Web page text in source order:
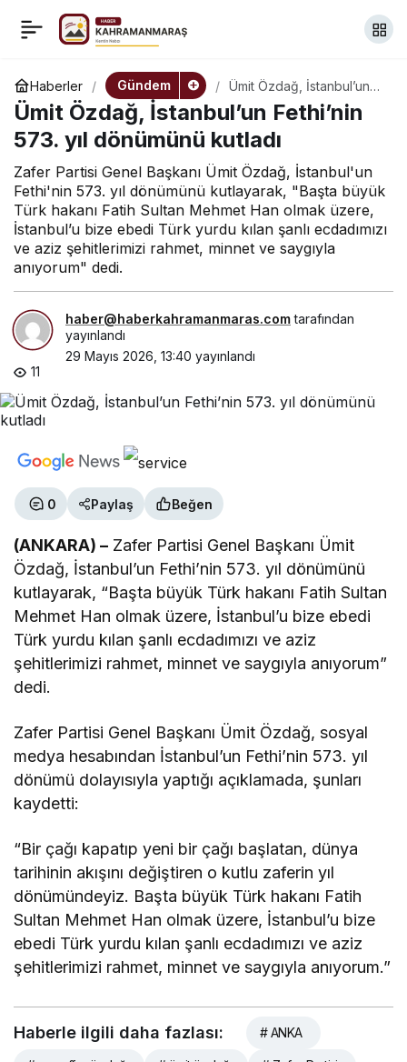
Haberler Gündem
Ümit Özdağ, İstanbul’un
Fethi’nin 573. yıl
dönümünü kutladı
Ümit Özdağ, İstanbul’un Fethi’nin
573. yıl dönümünü kutladı
Zafer Partisi Genel Başkanı Ümit Özdağ, İstanbul'un
Fethi'nin 573. yıl dönümünü kutlayarak, "Başta büyük
Türk hakanı Fatih Sultan Mehmet Han olmak üzere,
İstanbul’u bize ebedi Türk yurdu kılan şanlı ecdadımızı
ve aziz şehitlerimizi rahmet, minnet ve saygıyla
anıyorum" dedi.
haber@haberkahramanmaras.comtarafından
yayınlandı
29 Mayıs 2026, 13:40 yayınlandı
11
0 Paylaş Beğen
(ANKARA) – Zafer Partisi Genel Başkanı Ümit
Özdağ, İstanbul’un Fethi’nin 573. yıl dönümünü
kutlayarak, “Başta büyük Türk hakanı Fatih Sultan
Mehmet Han olmak üzere, İstanbul’u bize ebedi
Türk yurdu kılan şanlı ecdadımızı ve aziz
şehitlerimizi rahmet, minnet ve saygıyla anıyorum”
dedi.
Zafer Partisi Genel Başkanı Ümit Özdağ, sosyal
medya hesabından İstanbul’un Fethi’nin 573. yıl
dönümü dolayısıyla yaptığı açıklamada, şunları
kaydetti:
“Bir çağı kapatıp yeni bir çağı başlatan, dünya
tarihinin akışını değiştiren o kutlu zaferin yıl
dönümündeyiz. Başta büyük Türk hakanı Fatih
Sultan Mehmet Han olmak üzere, İstanbul’u bize
ebedi Türk yurdu kılan şanlı ecdadımızı ve aziz
şehitlerimizi rahmet, minnet ve saygıyla anıyorum.”
Haberle ilgili daha fazlası: # ANKA
Dervişoğlu, İstanbul’un
Fethi’nin 573. yıl
dönümünü kutladı
Paylaş